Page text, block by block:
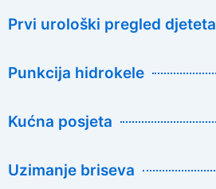
Prvi urološki pregled djeteta
Punkcija hidrokele
Kućna posjeta
Uzimanje briseva